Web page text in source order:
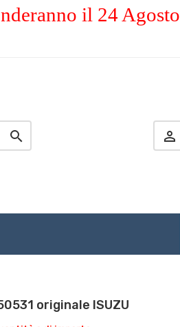
il 24 Agosto
 
originale ISUZU